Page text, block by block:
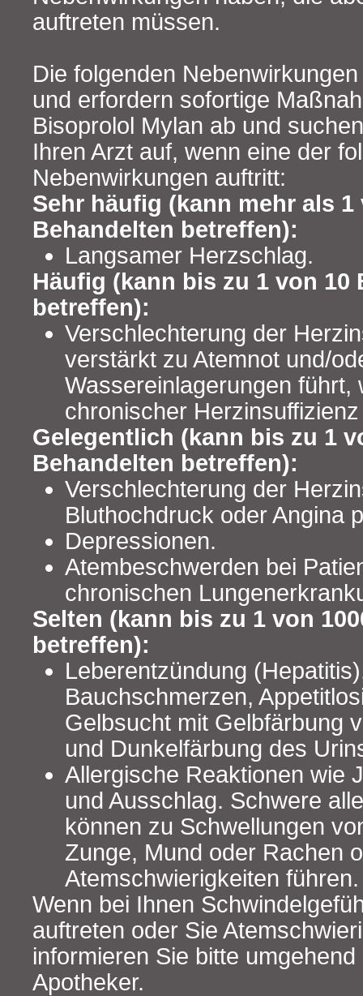
auftreten müssen.
Die folgenden
und erfordern sofortige
Bisoprolol Mylan ab und
Ihren Arzt auf, wenn eine der
Nebenwirkungen auftritt:
Sehr häufig (kann mehr als 1
Behandelten betreffen):
Langsamer Herzschlag.
Häufig (kann bis zu 1 von 10
betreffen):
Verschlechterung der
verstärkt zu Atemnot und/
Wassereinlagerungen führt,
chronischer
Gelegentlich (kann bis zu 1
Behandelten betreffen):
Verschlechterung der
Bluthochdruck oder Angina
Depressionen.
Atembeschwerden bei
chronischen
Selten (kann bis zu 1 von
betreffen):
Leberentzündung
Bauchschmerzen,
Gelbsucht mit Gelbfärbung
und Dunkelfärbung des
Allergische Reaktionen wie
und Ausschlag. Schwere
können zu Schwellungen
Zunge, Mund oder Rachen
Atemschwierigkeiten führen.
Wenn bei Ihnen
auftreten oder Sie
informieren Sie bitte
Apotheker.